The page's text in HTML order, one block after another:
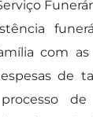
com
de
de